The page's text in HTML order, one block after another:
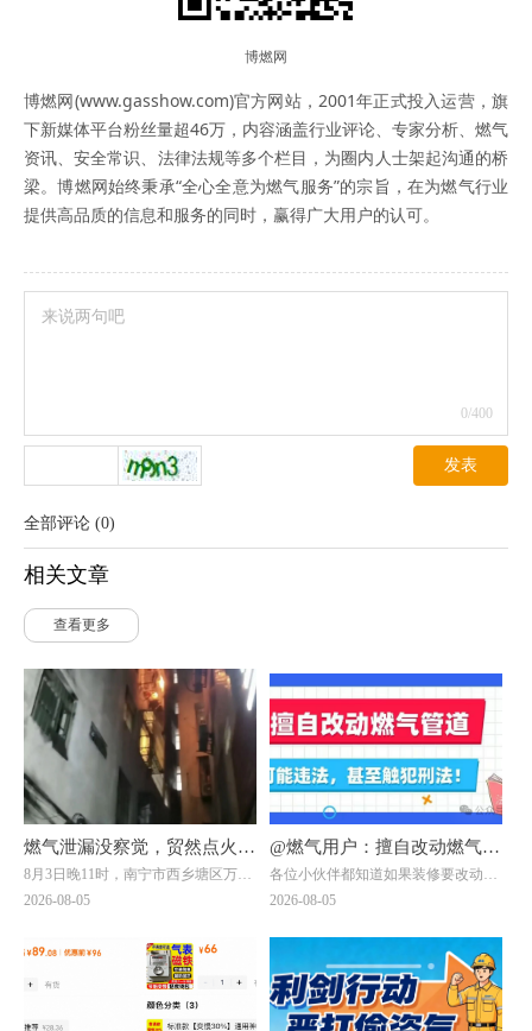
0/400
发表
全部评论 (0)
相关文章
查看更多
博燃网
博燃网(www.gasshow.com)官方网站，2001年正式投入运营，旗
下新媒体平台粉丝量超46万，内容涵盖行业评论、专家分析、燃气
资讯、安全常识、法律法规等多个栏目，为圈内人士架起沟通的桥
梁。博燃网始终秉承“全心全意为燃气服务”的宗旨，在为燃气行业
提供高品质的信息和服务的同时，赢得广大用户的认可。
燃气泄漏没察觉，贸然点火做
饭？南宁一自建房发生爆燃，
8要8不要
8月3日晚11时，南宁市西乡塘区万秀
村一栋自建房发生爆燃事件：一名男
二级烧伤，当晚已送往附近医院治
疗。
2026-08-05
@燃气用户：擅自改动燃气管
道，可能违法，甚至触犯刑
各位小伙伴都知道如果装修要改动燃
气管道需联系燃气公司！但有一些小
人员处理，一不留神就违法了。下面
两位小伙伴的遭遇，会给大家带来怎
样的思考呢？
2026-08-05